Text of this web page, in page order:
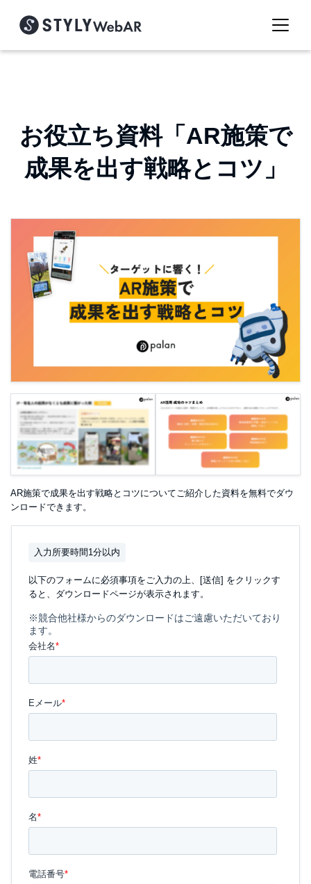
お役立ち資料「AR施策で
成果を出す戦略とコツ」
AR施策で成果を出す戦略とコツについてご紹介した資料を無料でダウ
ンロードできます。
入力所要時間1分以内
以下のフォームに必須事項をご入力の上、[送信] をクリックす
ると、ダウンロードページが表示されます。